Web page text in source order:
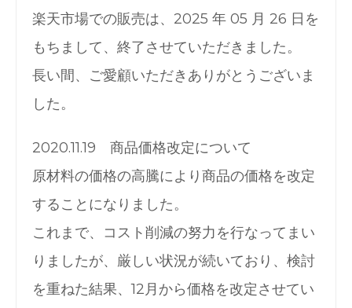
楽天市場での販売は、2025 年 05 月 26 日を
もちまして、終了させていただきました。
長い間、ご愛顧いただきありがとうございま
した。
2020.11.19 商品価格改定について
原材料の価格の高騰により商品の価格を改定
することになりました。
これまで、コスト削減の努力を行なってまい
りましたが、厳しい状況が続いており、検討
を重ねた結果、12月から価格を改定させてい